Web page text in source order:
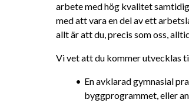
arbete med hög kvalitet
med att vara en del av ett
allt är att du, precis som oss,
Vi vet att du kommer utvecklas
En avklarad gymnasial
byggprogrammet, eller